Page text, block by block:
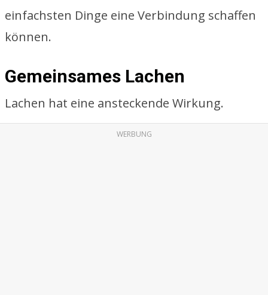
einfachsten Dinge eine Verbindung schaffen
können.
Gemeinsames Lachen
Lachen hat eine ansteckende Wirkung.
WERBUNG